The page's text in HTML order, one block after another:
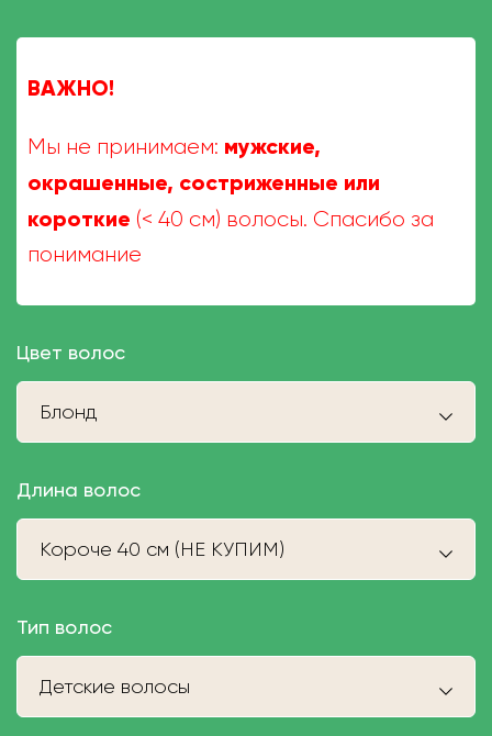
ВАЖНО!
Мы не принимаем: мужские,
окрашенные, состриженные или
короткие (< 40 см) волосы. Спасибо за
понимание
Цвет волос
Блонд
Длина волос
Короче 40 см (НЕ КУПИМ)
Тип волос
Детские волосы